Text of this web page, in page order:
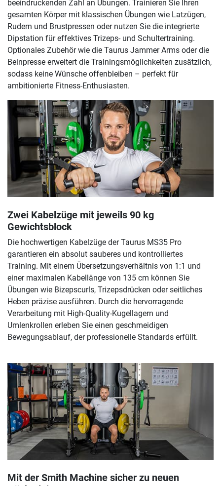
beeindruckenden Zahl an Übungen. Trainieren Sie Ihren
gesamten Körper mit klassischen Übungen wie Latzügen,
Rudern und Brustpressen oder nutzen Sie die integrierte
Dipstation für effektives Trizeps- und Schultertraining.
Optionales Zubehör wie die Taurus Jammer Arms oder die
Beinpresse erweitert die Trainingsmöglichkeiten zusätzlich,
sodass keine Wünsche offenbleiben – perfekt für
ambitionierte Fitness-Enthusiasten.
Zwei Kabelzüge mit jeweils 90 kg
Gewichtsblock
Die hochwertigen Kabelzüge der Taurus MS35 Pro
garantieren ein absolut sauberes und kontrolliertes
Training. Mit einem Übersetzungsverhältnis von 1:1 und
einer maximalen Kabellänge von 135 cm können Sie
Übungen wie Bizepscurls, Trizepsdrücken oder seitliches
Heben präzise ausführen. Durch die hervorragende
Verarbeitung mit High-Quality-Kugellagern und
Umlenkrollen erleben Sie einen geschmeidigen
Bewegungsablauf, der professionelle Standards erfüllt.
Mit der Smith Machine sicher zu neuen